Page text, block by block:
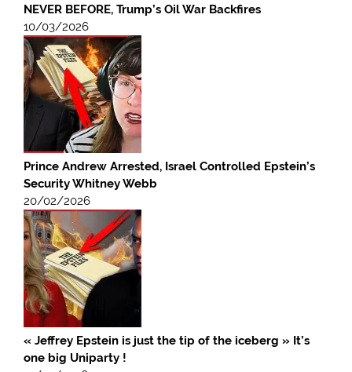
NEVER BEFORE, Trump’s Oil War Backfires
10/03/2026
Prince Andrew Arrested, Israel Controlled Epstein’s
Security Whitney Webb
20/02/2026
« Jeffrey Epstein is just the tip of the iceberg » It’s
one big Uniparty !